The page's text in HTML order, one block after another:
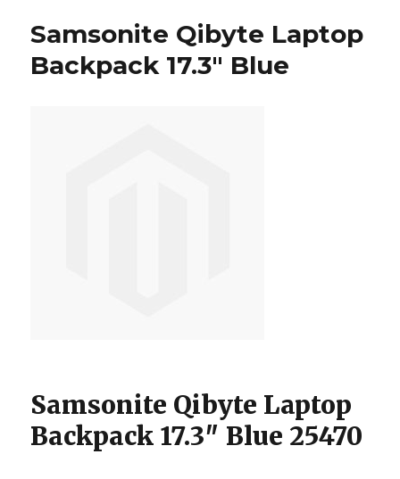
Backpack
Blue
Samsonite Qibyte Laptop
Backpack 17.3″ Blue
Samsonite Qibyte Laptop
Backpack 17.3″ Blue 25470